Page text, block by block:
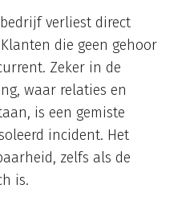
verliest direct
die geen gehoor
Zeker in de
waar relaties en
is een gemiste
incident. Het
zelfs als de
is.